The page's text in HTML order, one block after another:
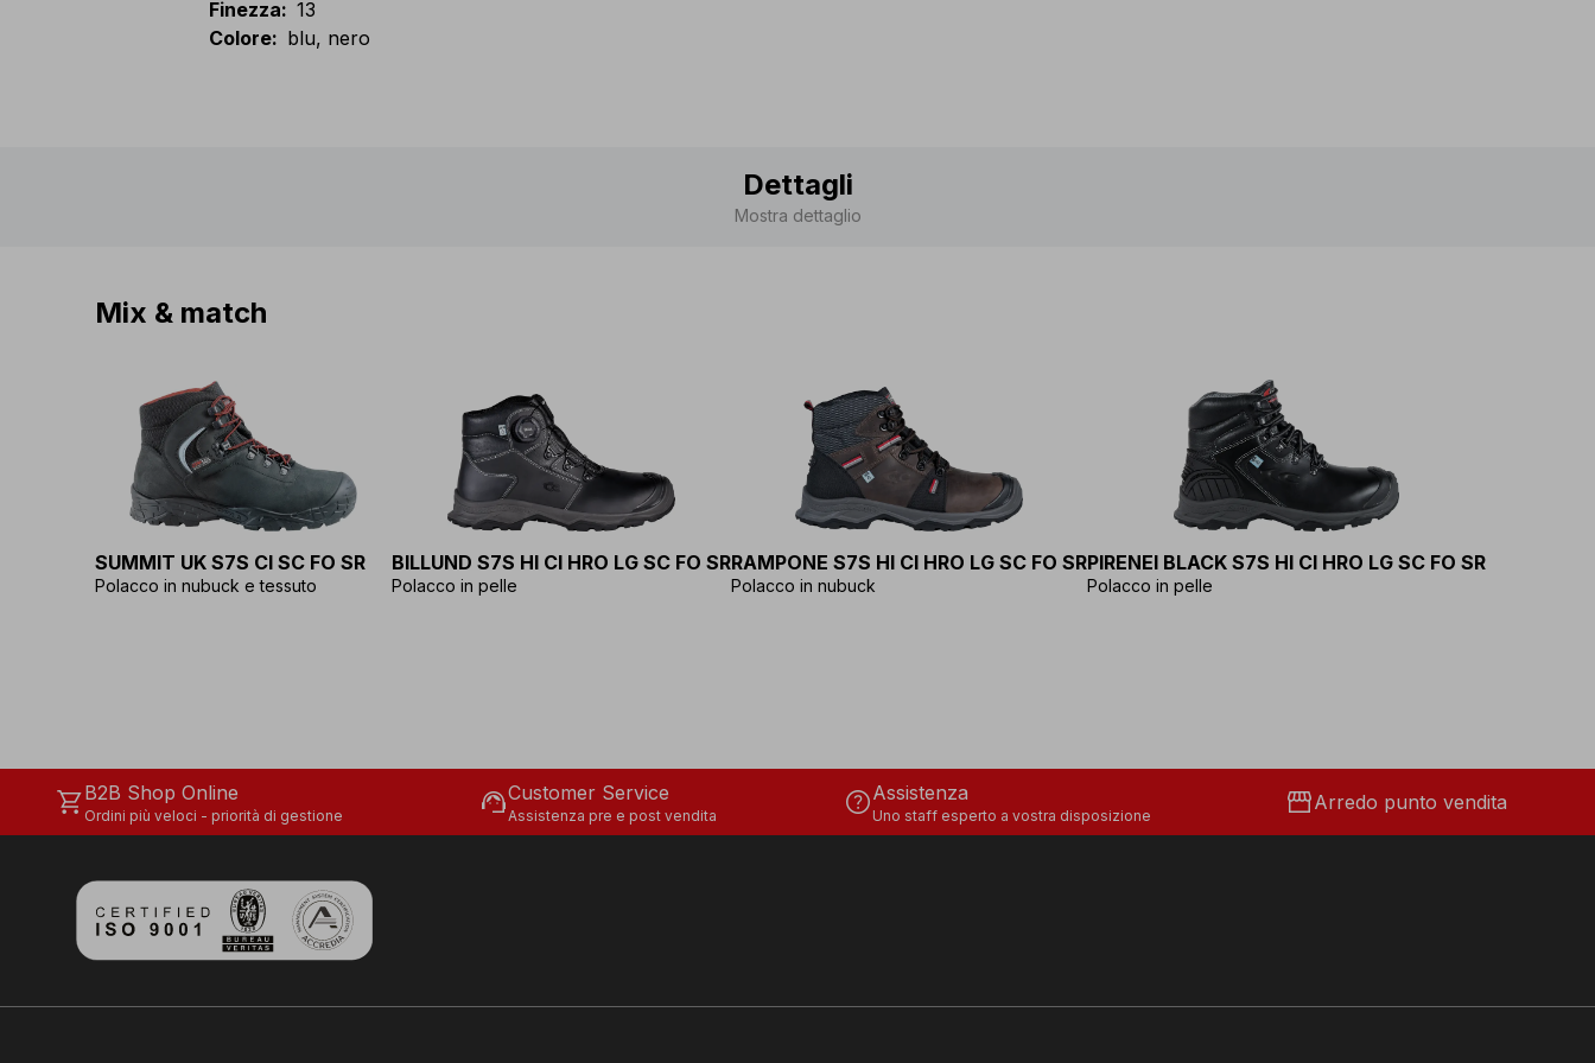
Finezza: 13
Colore: blu, nero
Dettagli
Mostra dettaglio
Mix & match
SUMMIT UK S7S CI SC FO SR
Polacco in nubuck e tessuto
BILLUND S7S HI CI HRO LG SC FO SR
Polacco in pelle
RAMPONE S7S HI CI HRO LG SC FO SR
Polacco in nubuck
PIRENEI BLACK S7S HI CI HRO LG SC FO SR
Polacco in pelle
shopping_cartB2B Shop Online
Ordini più veloci - priorità di gestione support_agentCustomer Service
Assistenza pre e post vendita helpAssistenza
Uno staff esperto a vostra disposizione storefrontArredo punto vendita